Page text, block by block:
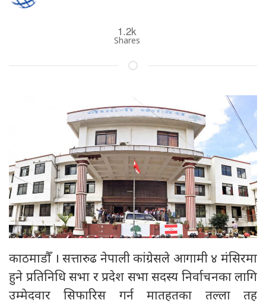
1.2k
Shares
काठमाडौँ । सत्तारुढ नेपाली कांग्रेसले आगामी ४ मंसिरमा
हुने प्रतिनिधि सभा र प्रदेश सभा सदस्य निर्वाचनका लागि
उम्मेदवार सिफारिस गर्न मातहतका तल्ला तह